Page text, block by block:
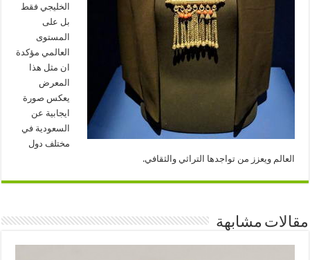
الخليجي فقط
بل على
المستوى
العالمي مؤكدة
ان مثل هذا
المعرض
يعكس صورة
ايجابية عن
السعودية في
مختلف دول
العالم ويعزز من تواجدها التراثي والثقافي.
مقالات مشابهة